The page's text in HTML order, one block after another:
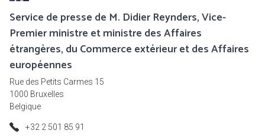
Service de presse de M. Didier Reynders, Vice-
Premier ministre et ministre des Affaires
étrangères, du Commerce extérieur et des Affaires
européennes
Rue des Petits Carmes 15
1000 Bruxelles
Belgique
+32 2 501 85 91